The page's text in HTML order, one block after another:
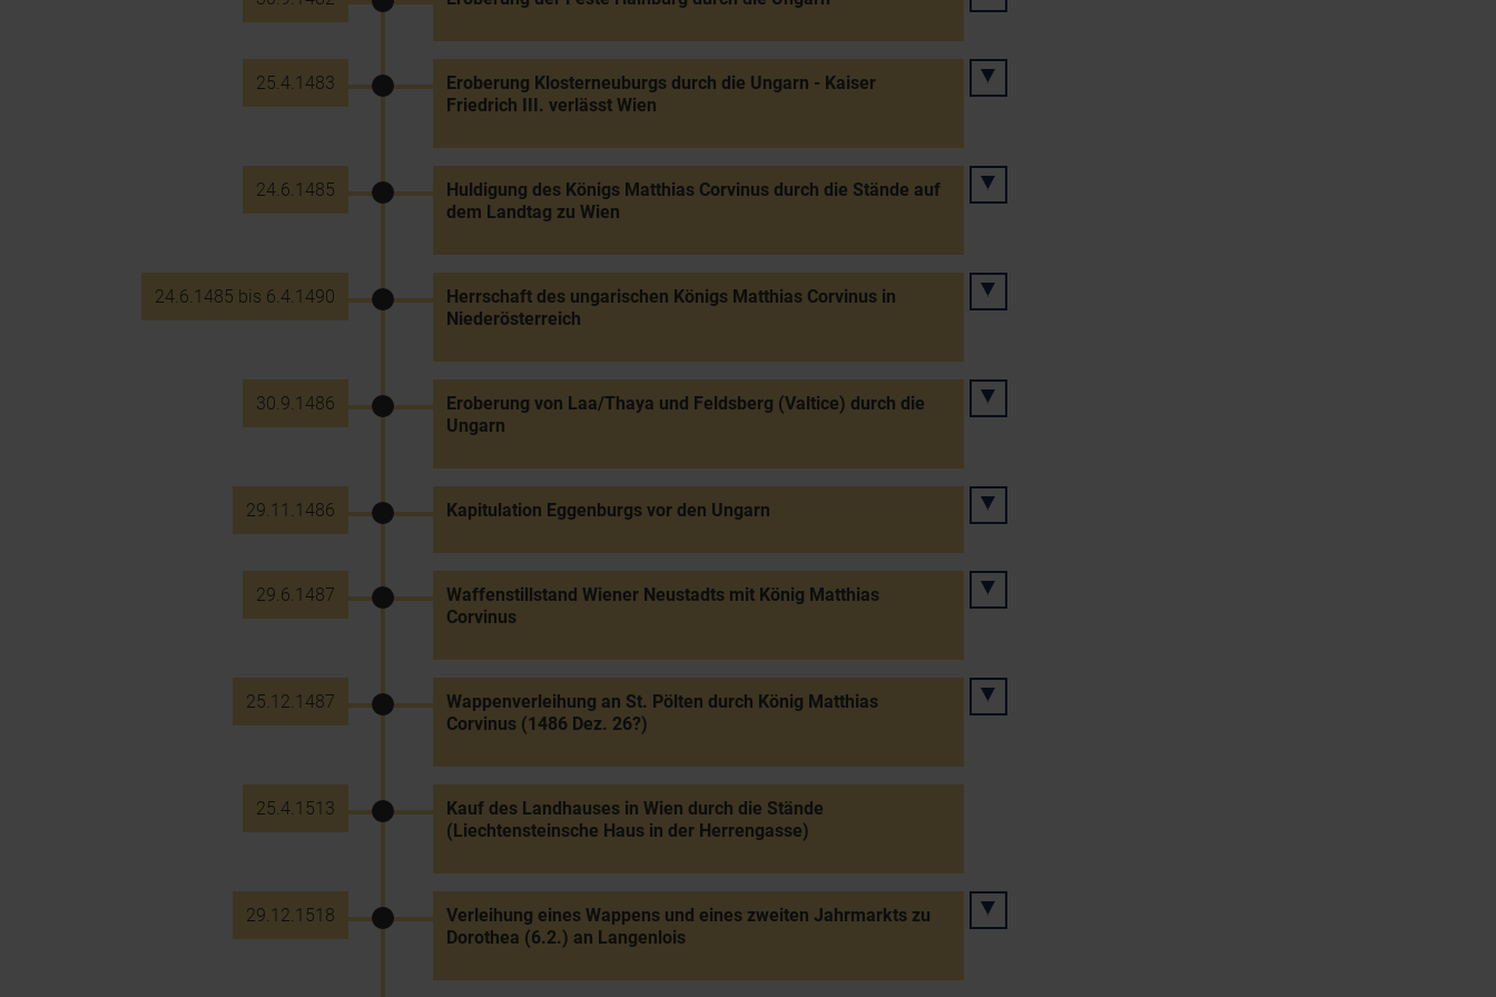
25.4.1483
Eroberung Klosterneuburgs durch die Ungarn - Kaiser
Friedrich III. verlässt Wien
24.6.1485
Huldigung des Königs Matthias Corvinus durch die Stände auf
dem Landtag zu Wien
24.6.1485 bis 6.4.1490
Herrschaft des ungarischen Königs Matthias Corvinus in
Niederösterreich
30.9.1486
Eroberung von Laa/Thaya und Feldsberg (Valtice) durch die
Ungarn
29.11.1486 Kapitulation Eggenburgs vor den Ungarn
29.6.1487
Waffenstillstand Wiener Neustadts mit König Matthias
Corvinus
25.12.1487
Wappenverleihung an St. Pölten durch König Matthias
Corvinus (1486 Dez. 26?)
25.4.1513
Kauf des Landhauses in Wien durch die Stände
(Liechtensteinsche Haus in der Herrengasse)
29.12.1518
Verleihung eines Wappens und eines zweiten Jahrmarkts zu
Dorothea (6.2.) an Langenlois